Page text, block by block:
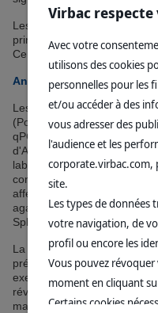
Les échantillons
principalement trois régions
Centrale, Asie du Sud-Est .
Analyse PCR et
Les diagnostics sont
(Polymerase Chain
qPCR). Cette dernière
d'ARN dans l'échantillon,
laboratoire de diagnostic,
concentre sur l'identification
affectant les poissons d'eau
agalactiae (avec sérotypage
Spleen and Kidney Necrosis
La compilation de ces
prévalence des maladies du
exemple, l'analyse des
révèle des prévalences
maladies, comme
Virbac
Avec votre
utilisons des cookies
personnelles pour les
et/ou accéder à des
vous adresser des
l'audience et les
corporate.virbac.com,
site.
Les types de données
votre navigation, de
profil ou encore les
Vous pouvez
moment en cliquant
Certains cookies